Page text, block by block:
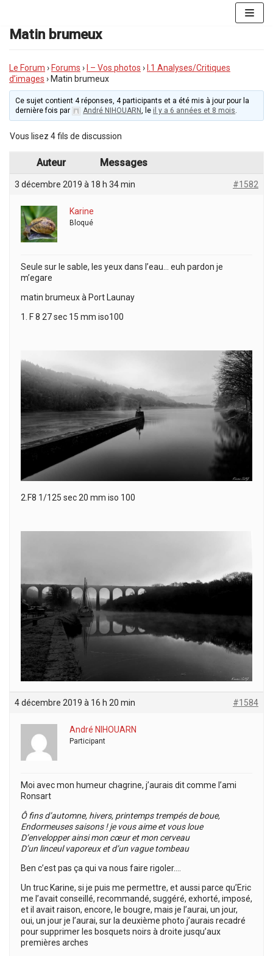
au
contenu
Matin brumeux
Le Forum › Forums › I – Vos photos ›
I.1 Analyses/Critiques
d’images › Matin brumeux
Ce sujet contient 4 réponses, 4 participants et a été mis à jour pour la
dernière fois par
André NIHOUARN, le il y a 6 années et 8 mois.
Vous lisez 4 fils de discussion
Auteur Messages
3 décembre 2019 à 18 h 34 min #1582
Karine
Bloqué
Seule sur le sable, les yeux dans l’eau… euh pardon je
m’egare
matin brumeux à Port Launay
1. F 8 27 sec 15 mm iso100
2.F8 1/125 sec 20 mm iso 100
4 décembre 2019 à 16 h 20 min #1584
André NIHOUARN
Participant
Moi avec mon humeur chagrine, j’aurais dit comme l’ami
Ronsart
Ô fins d’automne, hivers, printemps trempés de boue,
Endormeuses saisons ! je vous aime et vous loue
D’envelopper ainsi mon cœur et mon cerveau
D’un linceul vaporeux et d’un vague tombeau
Ben c’est pas ça qui va nous faire rigoler….
Un truc Karine, si je puis me permettre, et aussi parce qu’Eric
me l’avait conseillé, recommandé, suggéré, exhorté, imposé,
et il avait raison, encore, le bougre, mais je l’aurai, un jour,
oui, un jour je l’aurai, sur la deuxième photo j’aurais recadré
pour supprimer les bosquets noirs à droite jusqu’aux
premières arches